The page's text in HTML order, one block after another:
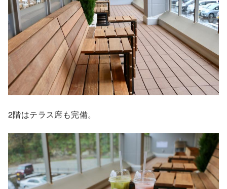
2階はテラス席も完備。